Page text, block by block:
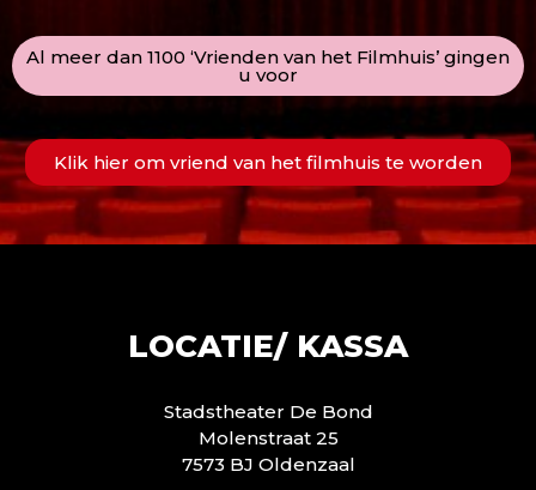
Al meer dan 1100 ‘Vrienden van het Filmhuis’ gingen
u voor
Klik hier om vriend van het filmhuis te worden
LOCATIE/ KASSA
Stadstheater De Bond
Molenstraat 25
7573 BJ Oldenzaal